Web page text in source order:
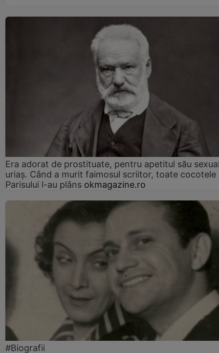
Era adorat de prostituate, pentru apetitul său
uriaș. Când a murit faimosul scriitor, toate cocotele
Parisului l-au plâns okmagazine.ro
#Biografii